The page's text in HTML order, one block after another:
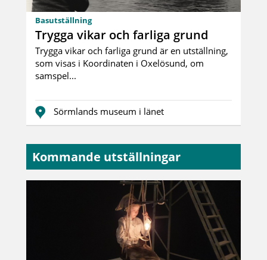
Basutställning
Trygga vikar och farliga grund
Trygga vikar och farliga grund är en utställning,
som visas i Koordinaten i Oxelösund, om
samspel...
Sörmlands museum i länet
Kommande utställningar